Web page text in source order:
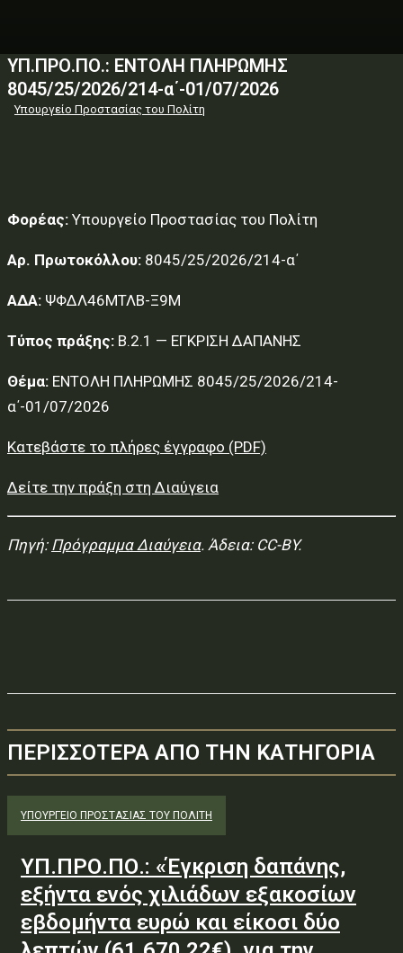
ΥΠ.ΠΡΟ.ΠΟ.: ΕΝΤΟΛΗ ΠΛΗΡΩΜΗΣ
8045/25/2026/214-α΄-01/07/2026
Υπουργείο Προστασίας του Πολίτη
Φορέας: Υπουργείο Προστασίας του Πολίτη
Αρ. Πρωτοκόλλου: 8045/25/2026/214-α΄
ΑΔΑ: ΨΦΔΛ46ΜΤΛΒ-Ξ9Μ
Τύπος πράξης: Β.2.1 — ΕΓΚΡΙΣΗ ΔΑΠΑΝΗΣ
Θέμα: ΕΝΤΟΛΗ ΠΛΗΡΩΜΗΣ 8045/25/2026/214-
α΄-01/07/2026
Κατεβάστε το πλήρες έγγραφο (PDF)
Δείτε την πράξη στη Διαύγεια
Πηγή: Πρόγραμμα Διαύγεια. Άδεια: CC-BY.
ΠΕΡΙΣΣΟΤΕΡΑ ΑΠΟ ΤΗΝ ΚΑΤΗΓΟΡΙΑ
ΥΠΟΥΡΓΕΊΟ ΠΡΟΣΤΑΣΊΑΣ ΤΟΥ ΠΟΛΊΤΗ
ΥΠ.ΠΡΟ.ΠΟ.: «Έγκριση δαπάνης,
εξήντα ενός χιλιάδων εξακοσίων
εβδομήντα ευρώ και είκοσι δύο